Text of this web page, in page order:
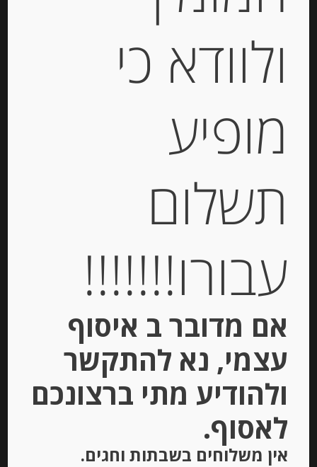
HAVANNA
-
מחיר ל 100 גרם: 22.12 ש"ח
יחידות
הוספה לסל
Out of
Stock
ולוודא כי
מופיע
תשלום
עבורו!!!!!!!
אם מדובר ב איסוף
עצמי, נא להתקשר
ולהודיע מתי ברצונכם
לאסוף.
אין משלוחים בשבתות וחגים.